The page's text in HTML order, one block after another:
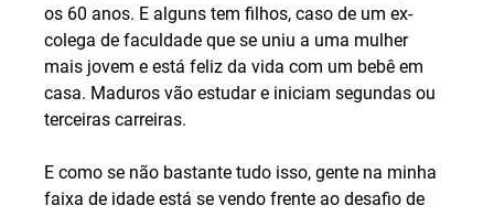
os 60 anos. E alguns tem filhos, caso de um ex-
colega de faculdade que se uniu a uma mulher
mais jovem e está feliz da vida com um bebê em
casa. Maduros vão estudar e iniciam segundas ou
terceiras carreiras.
E como se não bastante tudo isso, gente na minha
faixa de idade está se vendo frente ao desafio de